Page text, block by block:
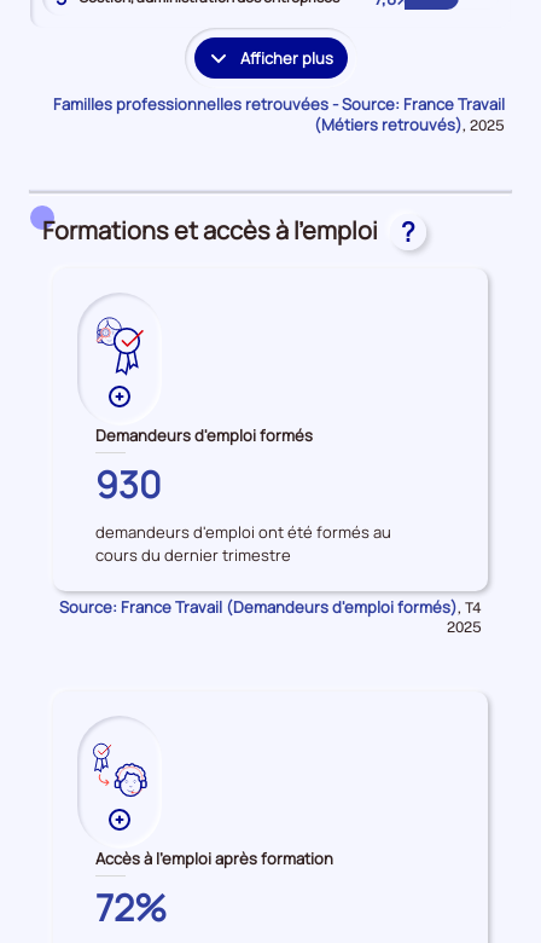
Afficher plus
les
familles
professionnelles
Familles professionnelles retrouvées - Source: France Travail
(Métiers retrouvés), Données
2025
Formations et accès à l'emploi ?
Plus
de
données
sur
les
Demandeurs
d'emploi
formés
Demandeurs d'emploi formés
MAYENNE
930
demandeurs d'emploi ont été formés au
cours du dernier trimestre
Source: France Travail (Demandeurs d'emploi formés), Données
pour
T4
2025
Plus
de
données
sur
les
Accès à l'emploi après formation
MAYENNE
72%